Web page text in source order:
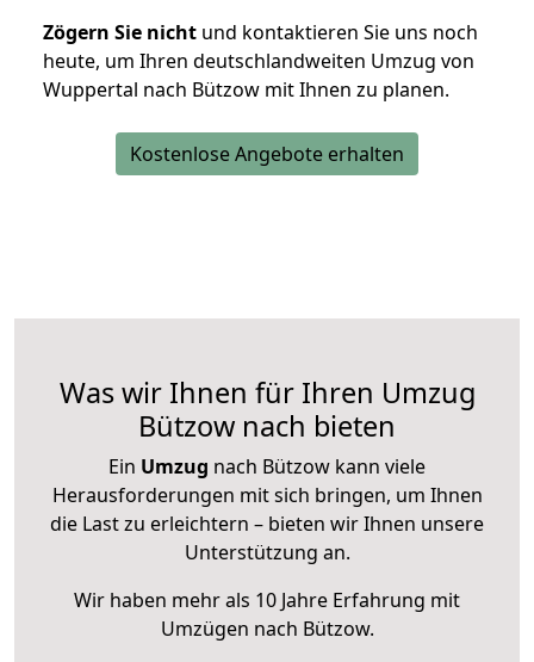
Zögern Sie nicht und kontaktieren Sie uns noch
heute, um Ihren deutschlandweiten Umzug von
Wuppertal nach Bützow mit Ihnen zu planen.
Kostenlose Angebote erhalten
Was wir Ihnen für Ihren Umzug
Bützow nach bieten
Ein Umzug nach Bützow kann viele
Herausforderungen mit sich bringen, um Ihnen
die Last zu erleichtern – bieten wir Ihnen unsere
Unterstützung an.
Wir haben mehr als 10 Jahre Erfahrung mit
Umzügen nach Bützow.